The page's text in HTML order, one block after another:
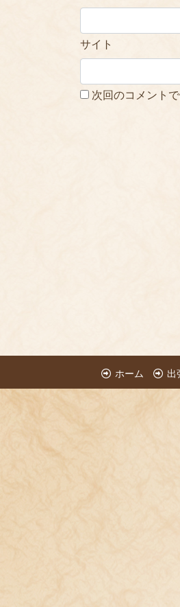
サイト
次回のコメント
ホーム 出